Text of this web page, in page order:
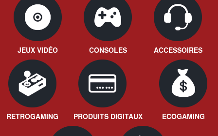
JEUX VIDÉO CONSOLES ACCESSOIRES
RETROGAMING PRODUITS DIGITAUX ECOGAMING